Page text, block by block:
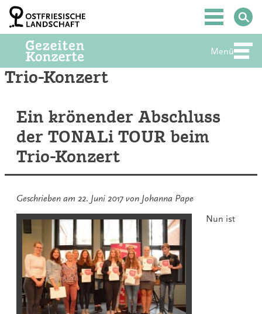
Zum
Inhalt
springen
Hauptmenü
Menü
Trio-Konzert
Ein krönender Abschluss
der TONALi TOUR beim
Trio-Konzert
Geschrieben am 22. Juni 2017 von Johanna Pape
Nun ist